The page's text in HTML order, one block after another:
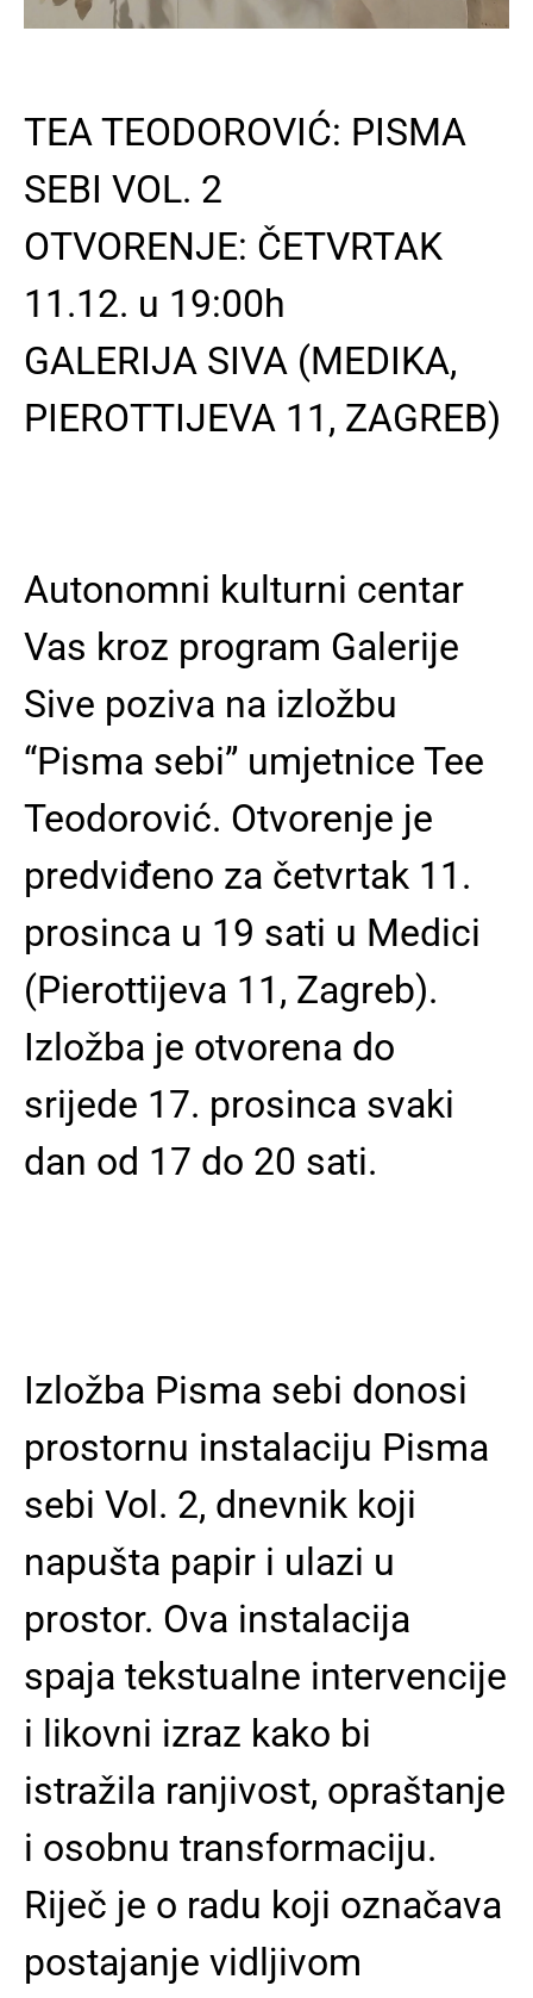
TEA TEODOROVIĆ: PISMA
SEBI VOL. 2
OTVORENJE: ČETVRTAK
11.12. u 19:00h
GALERIJA SIVA (MEDIKA,
PIEROTTIJEVA 11, ZAGREB)
Autonomni kulturni centar
Vas kroz program Galerije
Sive poziva na izložbu
“Pisma sebi” umjetnice Tee
Teodorović. Otvorenje je
predviđeno za četvrtak 11.
prosinca u 19 sati u Medici
(Pierottijeva 11, Zagreb).
Izložba je otvorena do
srijede 17. prosinca svaki
dan od 17 do 20 sati.
Izložba Pisma sebi donosi
prostornu instalaciju Pisma
sebi Vol. 2, dnevnik koji
napušta papir i ulazi u
prostor. Ova instalacija
spaja tekstualne intervencije
i likovni izraz kako bi
istražila ranjivost, opraštanje
i osobnu transformaciju.
Riječ je o radu koji označava
postajanje vidljivom